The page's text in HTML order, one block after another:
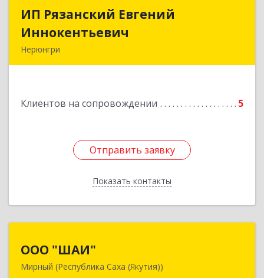
ИП Рязанский Евгений
Иннокентьевич
Нерюнгри
Клиентов на сопровождении 5
Отправить заявку
Показать контакты
ИП Рязанский Евгений
Подробнее
Отправить заявку
Назад
ООО "ШАИ"
Мирный (Республика Саха (Якутия))
678175, Республика Саха (Якутия), у.